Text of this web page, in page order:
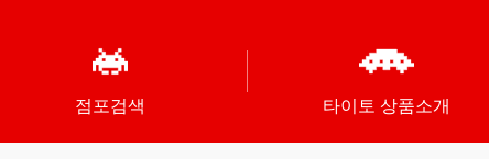
점포검색 타이토 상품소개